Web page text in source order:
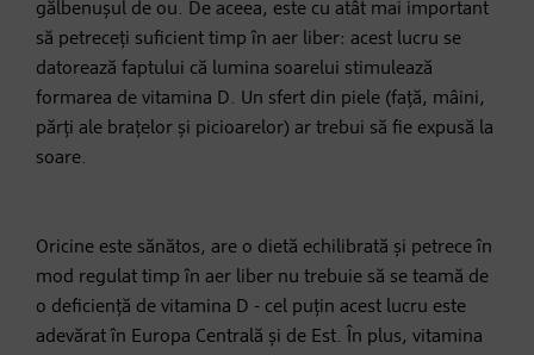
gălbenușul de ou. De aceea, este cu atât mai important
să petreceți suficient timp în aer liber: acest lucru se
datorează faptului că lumina soarelui stimulează
formarea de vitamina D. Un sfert din piele (față, mâini,
părți ale brațelor și picioarelor) ar trebui să fie expusă la
soare.
Oricine este sănătos, are o dietă echilibrată și petrece în
mod regulat timp în aer liber nu trebuie să se teamă de
o deficiență de vitamina D - cel puțin acest lucru este
adevărat în Europa Centrală și de Est. În plus, vitamina